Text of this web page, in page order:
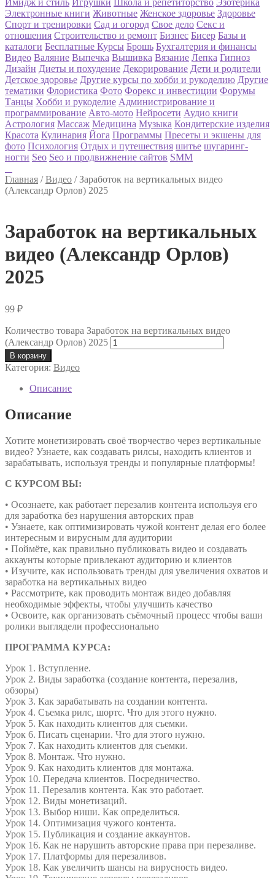
Имидж и стиль Игрушки Школа и репетиторство Эзотерика
Электронные книги Животные Женское здоровье Здоровье
Спорт и тренировки Сад и огород Свое дело Секс и
отношения Строительство и ремонт Бизнес Бисер Базы и
каталоги Бесплатные Курсы Брошь Бухгалтерия и финансы
Видео Валяние Выпечка Вышивка Вязание Лепка Гипноз
Дизайн Диеты и похудение Декорирование Дети и родители
Детское здоровье Другие курсы по хобби и рукоделию Другие
тематики Флористика Фото Форекс и инвестиции Форумы
Танцы Хобби и рукоделие Администрирование и
программирование Авто-мото Нейросети Аудио книги
Астрология Массаж Медицина Музыка Кондитерские изделия
Красота Кулинария Йога Программы Пресеты и экшены для
фото Психология Отдых и путешествия шитье шугаринг-
ногти Seo Seo и продвижнение сайтов SMM
Главная /Видео /Заработок на вертикальных видео
(Александр Орлов) 2025
Заработок на вертикальных
видео (Александр Орлов)
2025
99 ₽
Количество товара Заработок на вертикальных видео
(Александр Орлов) 2025
В корзину
Категория: Видео
Описание
Описание
Хотите монетизировать своё творчество через вертикальные
видео? Узнаете, как создавать рилсы, находить клиентов и
зарабатывать, используя тренды и популярные платформы!
С КУРСОМ ВЫ:
• Осознаете, как работает перезалив контента используя его
для заработка без нарушения авторских прав
• Узнаете, как оптимизировать чужой контент делая его более
интересным и вирусным для аудитории
• Поймёте, как правильно публиковать видео и создавать
аккаунты которые привлекают аудиторию и клиентов
• Изучите, как использовать тренды для увеличения охватов и
заработка на вертикальных видео
• Рассмотрите, как проводить монтаж видео добавляя
необходимые эффекты, чтобы улучшить качество
• Освоите, как организовать съёмочный процесс чтобы ваши
ролики выглядели профессионально
ПРОГРАММА КУРСА:
Урок 1. Вступление.
Урок 2. Виды заработка (создание контента, перезалив,
обзоры)
Урок 3. Как зарабатывать на создании контента.
Урок 4. Съемка рилс, шортс. Что для этого нужно.
Урок 5. Как находить клиентов для съемки.
Урок 6. Писать сценарии. Что для этого нужно.
Урок 7. Как находить клиентов для съемки.
Урок 8. Монтаж. Что нужно.
Урок 9. Как находить клиентов для монтажа.
Урок 10. Передача клиентов. Посредничество.
Урок 11. Перезалив контента. Как это работает.
Урок 12. Виды монетизаций.
Урок 13. Выбор ниши. Как определиться.
Урок 14. Оптимизация чужого контента.
Урок 15. Публикация и создание аккаунтов.
Урок 16. Как не нарушить авторские права при перезаливе.
Урок 17. Платформы для перезаливов.
Урок 18. Как увеличить шансы на вирусность видео.